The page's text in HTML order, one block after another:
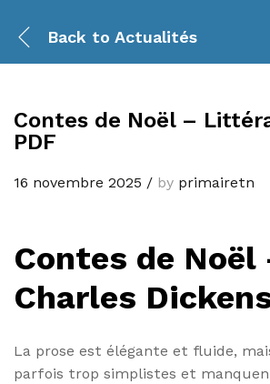
Back to Actualités
Contes de Noël –
PDF
16 novembre 2025 / by primairetn
Contes de Noël
Charles
La prose est élégante et fluide,
parfois trop simplistes et